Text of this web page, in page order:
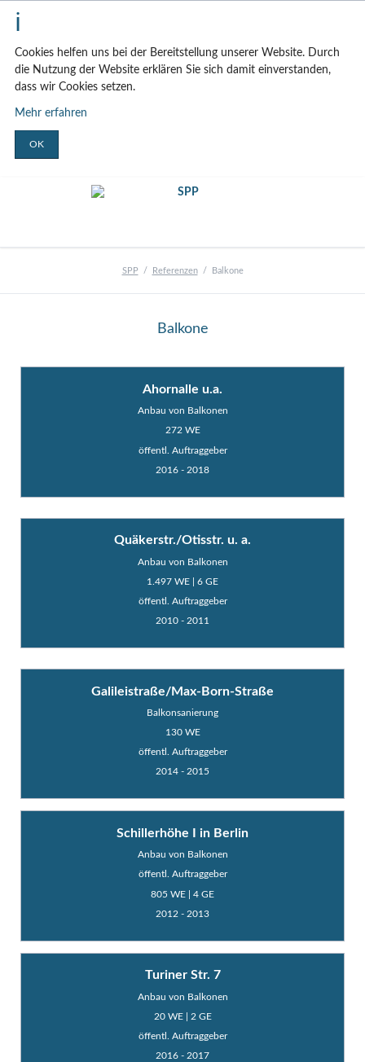
Cookies helfen uns bei der Bereitstellung unserer Website. Durch
die Nutzung der Website erklären Sie sich damit einverstanden,
dass wir Cookies setzen.
Mehr erfahren
OK
SPP Referenzen Balkone
Balkone
Ahornalle u.a.
Anbau von Balkonen
272 WE
öffentl. Auftraggeber
2016 - 2018
Quäkerstr./Otisstr. u. a.
Anbau von Balkonen
1.497 WE | 6 GE
öffentl. Auftraggeber
2010 - 2011
Galileistraße/Max-Born-Straße
Balkonsanierung
130 WE
öffentl. Auftraggeber
2014 - 2015
Schillerhöhe I in Berlin
Anbau von Balkonen
öffentl. Auftraggeber
805 WE | 4 GE
2012 - 2013
Turiner Str. 7
Anbau von Balkonen
20 WE | 2 GE
öffentl. Auftraggeber
2016 - 2017